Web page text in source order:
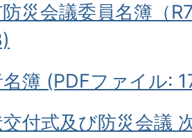
災会議委員名簿（
簿 (PDFファイル:
付式及び防災会議